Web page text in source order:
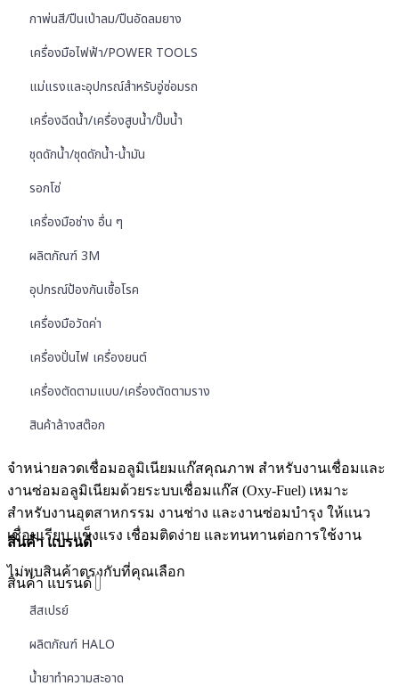
กาพ่นสี/ปืนเป่าลม/ปืนอัดลมยาง
เครื่องมือไฟฟ้า/POWER TOOLS
แม่แรงและอุปกรณ์สำหรับอู่ซ่อมรถ
เครื่องฉีดน้ำ/เครื่องสูบน้ำ/ปั๊มน้ำ
ชุดดักน้ำ/ชุดดักน้ำ-น้ำมัน
รอกโซ่
เครื่องมือช่าง อื่น ๆ
ผลิตภัณฑ์ 3M
อุปกรณ์ป้องกันเชื้อโรค
เครื่องมือวัดค่า
เครื่องปั่นไฟ เครื่องยนต์
เครื่องตัดตามแบบ/เครื่องตัดตามราง
สินค้าล้างสต๊อก
จำหน่ายลวดเชื่อมอลูมิเนียมแก๊สคุณภาพ สำหรับงานเชื่อมและ
งานซ่อมอลูมิเนียมด้วยระบบเชื่อมแก๊ส (Oxy-Fuel) เหมาะ
สำหรับงานอุตสาหกรรม งานช่าง และงานซ่อมบำรุง ให้แนว
เชื่อมเรียบ แข็งแรง เชื่อมติดง่าย และทนทานต่อการใช้งาน
ไม่พบสินค้าตรงกับที่คุณเลือก
สินค้า แบรนด์
สินค้า แบรนด์
สีสเปรย์
ผลิตภัณฑ์ HALO
น้ำยาทำความสะอาด